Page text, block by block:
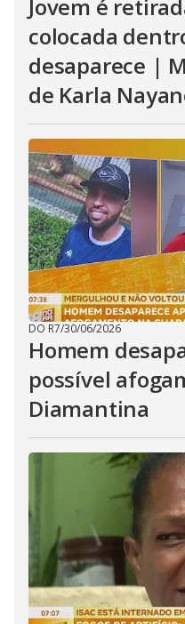
Jovem é
colocada
desaparece |
de Karla
DO R7/30/06/2026
Homem
possível
Diamantina